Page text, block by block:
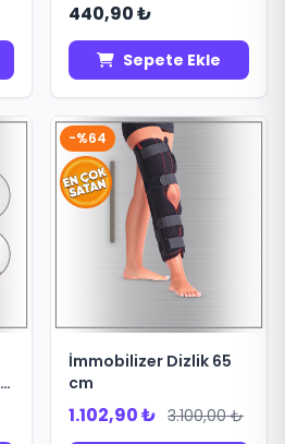
440,90 ₺
Sepete Ekle
-%64
İmmobilizer Dizlik 65
cm
1.102,90 ₺ 3.100,00 ₺